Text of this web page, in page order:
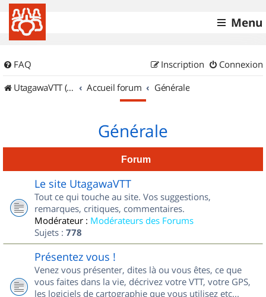
Menu
FAQ Connexion
Inscription
UtagawaVTT (Randos VTT et VTTAE avec traces GPS)
Accueil forum Générale
Générale
Forum
Le site UtagawaVTT
Tout ce qui touche au site. Vos suggestions,
remarques, critiques, commentaires.
Modérateur : Modérateurs des Forums
Sujets : 778
Présentez vous !
Venez vous présenter, dites là ou vous êtes, ce que
vous faites dans la vie, décrivez votre VTT, votre GPS,
les logiciels de cartographie que vous utilisez etc...